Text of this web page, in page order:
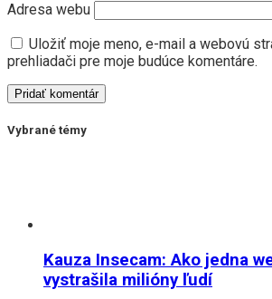
Adresa webu
Uložiť moje meno, e-mail a webovú
prehliadači pre moje budúce komentáre.
Vybrané témy
Kauza Insecam: Ako jedna
vystrašila milióny ľudí